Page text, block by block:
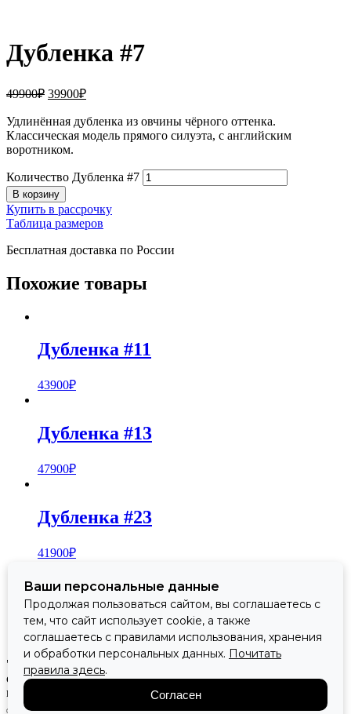
Ваши персональные данные
Продолжая пользоваться сайтом, вы соглашаетесь с
тем, что сайт использует cookie, а также
соглашаетесь с правилами использования, хранения
и обработки персональных данных. Почитать
правила здесь.
Согласен
Дубленка #7
49900₽ 39900₽
Удлинённая дубленка из овчины чёрного оттенка.
Классическая модель прямого силуэта, с английским
воротником.
Количество Дубленка #7
В корзину
Купить в рассрочку
Таблица размеров
Бесплатная доставка по России
Похожие товары
Дубленка #11
43900₽
Дубленка #13
47900₽
Дубленка #23
41900₽
Дубленка #9
38900₽
"Флорида" - центр верхней одежды. Все материалы
опубликованные на сайте, являются собственностью
магазина, копирование запрещено.